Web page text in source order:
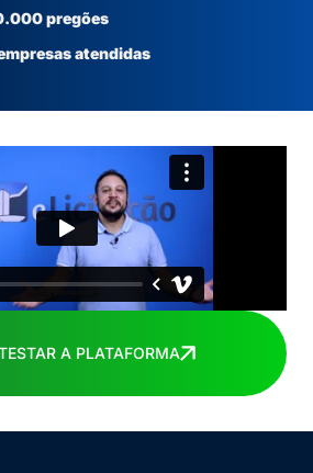
pregões
atendidas
A PLATAFORMA